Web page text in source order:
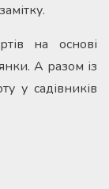
на основі
А разом із
у садівників